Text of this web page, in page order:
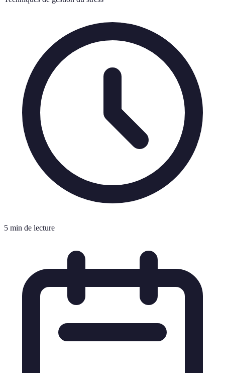
5 min de lecture